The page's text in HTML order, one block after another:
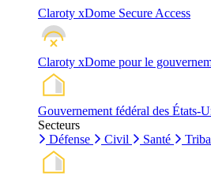
Claroty xDome Secure Access
Claroty xDome pour le
Gouvernement fédéral des États-
Secteurs
Défense
Civil Santé